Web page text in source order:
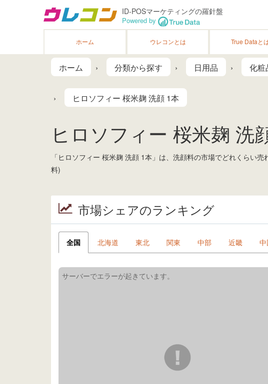
ID-POSマーケティングの羅針盤
Powered by
ホーム ウレコンとは True Dataと
ホーム 分類から探す 日用品 化粧
ヒロソフィー 桜米麹 洗顔 1本
ヒロソフィー 桜米麹 洗
「ヒロソフィー 桜米麹 洗顔 1本」は、洗顔料の市場でどれくらい
料)
市場シェアのランキング
全国 北海道 東北 関東 中部 近畿